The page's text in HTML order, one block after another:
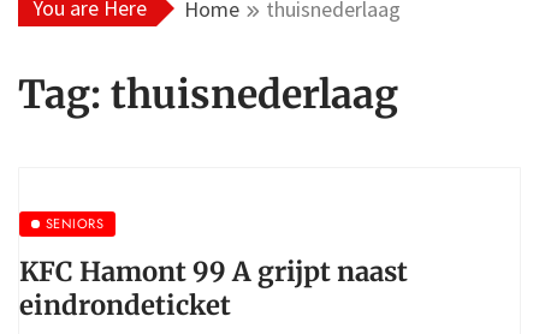
You are Here Home thuisnederlaag
Tag: thuisnederlaag
SENIORS
KFC Hamont 99 A grijpt naast
eindrondeticket